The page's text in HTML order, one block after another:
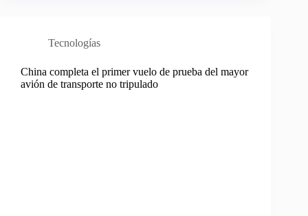
Tecnologías
China completa el primer vuelo de prueba del mayor
avión de transporte no tripulado